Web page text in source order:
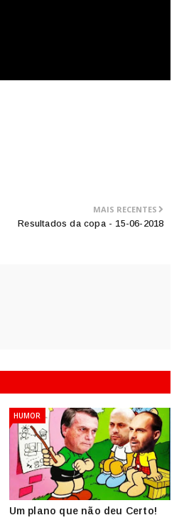
MAIS RECENTES
Resultados da copa - 15-06-2018
HUMOR
Um plano que não deu Certo!